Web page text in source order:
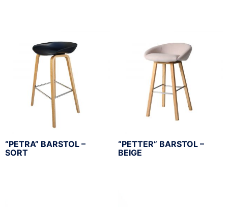
“PETRA” BARSTOL –
SORT
“PETTER” BARSTOL –
BEIGE